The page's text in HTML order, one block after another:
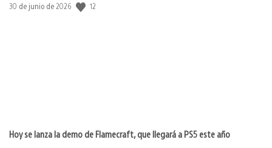
Fecha
30 de junio de 2026 12
Hoy se lanza la demo de Flamecraft, que llegará a PS5 este año